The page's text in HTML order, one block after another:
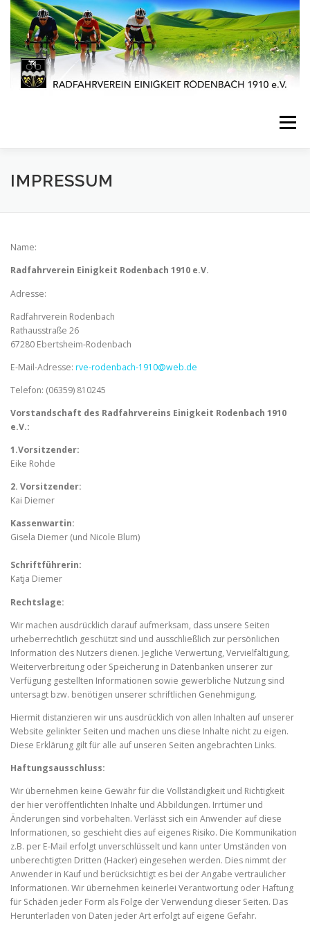
Zum
Inhalt
springen
Menü
STARTSEITE AKTUELLES
IMPRESSUM
Name:
Radfahrverein Einigkeit Rodenbach 1910 e.V.
Adresse:
Radfahrverein Rodenbach
Rathausstraße 26
67280 Ebertsheim-Rodenbach
E-Mail-Adresse: rve-rodenbach-1910@web.de
Telefon: (06359) 810245
Vorstandschaft des Radfahrvereins Einigkeit Rodenbach 1910
e.V.:
1.Vorsitzender:
Eike Rohde
2. Vorsitzender:
Kai Diemer
Kassenwartin:
Gisela Diemer (und Nicole Blum)
Schriftführerin:
Katja Diemer
Rechtslage:
Wir machen ausdrücklich darauf aufmerksam, dass unsere Seiten
urheberrechtlich geschützt sind und ausschließlich zur persönlichen
Information des Nutzers dienen. Jegliche Verwertung, Vervielfältigung,
Weiterverbreitung oder Speicherung in Datenbanken unserer zur
Verfügung gestellten Informationen sowie gewerbliche Nutzung sind
untersagt bzw. benötigen unserer schriftlichen Genehmigung.
Hiermit distanzieren wir uns ausdrücklich von allen Inhalten auf unserer
Website gelinkter Seiten und machen uns diese Inhalte nicht zu eigen.
Diese Erklärung gilt für alle auf unseren Seiten angebrachten Links.
Haftungsausschluss:
Wir übernehmen keine Gewähr für die Vollständigkeit und Richtigkeit
der hier veröffentlichten Inhalte und Abbildungen. Irrtümer und
Änderungen sind vorbehalten. Verlässt sich ein Anwender auf diese
Informationen, so geschieht dies auf eigenes Risiko. Die Kommunikation
z.B. per E-Mail erfolgt unverschlüsselt und kann unter Umständen von
unberechtigten Dritten (Hacker) eingesehen werden. Dies nimmt der
Anwender in Kauf und berücksichtigt es bei der Angabe vertraulicher
Informationen. Wir übernehmen keinerlei Verantwortung oder Haftung
für Schäden jeder Form als Folge der Verwendung dieser Seiten. Das
Herunterladen von Daten jeder Art erfolgt auf eigene Gefahr.